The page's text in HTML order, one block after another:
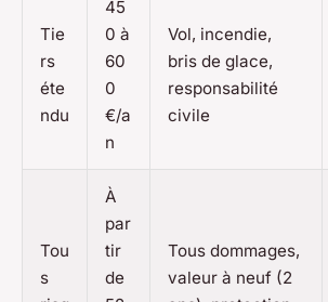
Tie
rs
éte
ndu
45
0 à
60
0
€/a
n
Vol, incendie,
bris de glace,
responsabilité
civile
Tou
s
À
par
tir
de
Tous dommages,
valeur à neuf (2